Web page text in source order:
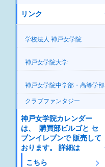
リンク
学校法人 神戸女学院
神戸女学院大学
神戸女学院中学部・高等学部
クラブファンタジー
神戸女学院カレンダー
は、 購買部ビルゴと セ
ブンイレブンで 販売して
おります。 詳細は
こちら